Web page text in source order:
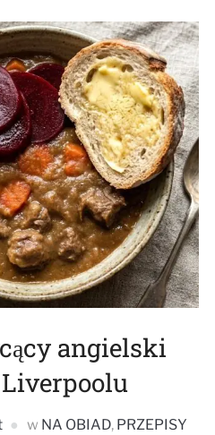
angielski
w NA OBIAD, PRZEPISY